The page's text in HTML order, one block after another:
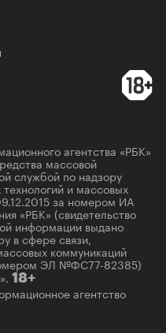
агентства «РБК»
массовой
службой по надзору
и массовых
за номером ИА
«РБК» (свидетельство
информации выдано
в сфере связи,
коммуникаций
ЭЛ №ФС77-82385)
18+
агентство